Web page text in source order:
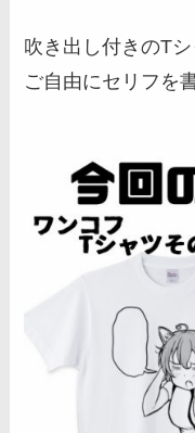
吹き出し付きのTシ
ご自由にセリフを